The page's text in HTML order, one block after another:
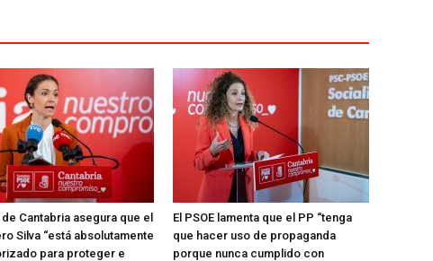
de Cantabria asegura que el
Silva “está absolutamente
para proteger e
El PSOE lamenta que el PP “tenga
que hacer uso de propaganda
porque nunca cumplido con